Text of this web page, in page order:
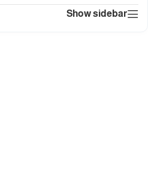
Show sidebar